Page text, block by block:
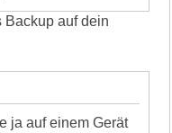
Backup auf dein
ja auf einem Gerät